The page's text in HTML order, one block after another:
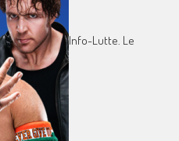
Info-Lutte. Le